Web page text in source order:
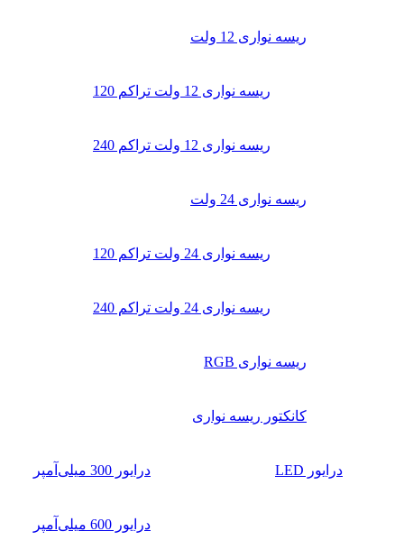
ریسه نواری 12 ولت
ریسه نواری 12 ولت تراکم 120
ریسه نواری 12 ولت تراکم 240
ریسه نواری 24 ولت
ریسه نواری 24 ولت تراکم 120
ریسه نواری 24 ولت تراکم 240
ریسه نواری RGB
کانکتور ریسه نواری
درایور LED درایور 300 میلی‌آمپر
درایور 600 میلی‌آمپر